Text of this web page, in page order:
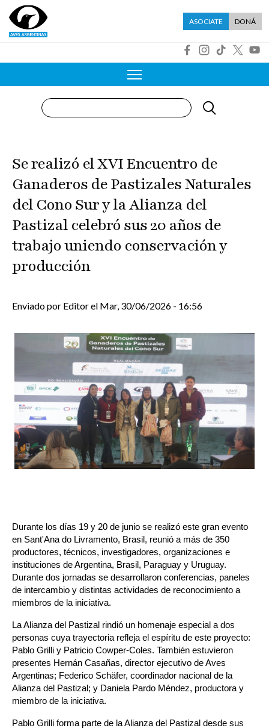
Pasar al contenido principal
Menú asociate
ASOCIATE DONÁ
Buscar
Se realizó el XVI Encuentro de
Ganaderos de Pastizales Naturales
del Cono Sur y la Alianza del
Pastizal celebró sus 20 años de
trabajo uniendo conservación y
producción
Enviado por Editorel Mar, 30/06/2026 - 16:56
Durante los días 19 y 20 de junio se realizó este gran evento
en Sant'Ana do Livramento, Brasil, reunió a más de 350
productores, técnicos, investigadores, organizaciones e
instituciones de Argentina, Brasil, Paraguay y Uruguay.
Durante dos jornadas se desarrollaron conferencias, paneles
de intercambio y distintas actividades de reconocimiento a
miembros de la iniciativa.
La Alianza del Pastizal rindió un homenaje especial a dos
personas cuya trayectoria refleja el espíritu de este proyecto:
Pablo Grilli y Patricio Cowper-Coles. También estuvieron
presentes Hernán Casañas, director ejecutivo de Aves
Argentinas; Federico Schäfer, coordinador nacional de la
Alianza del Pastizal; y Daniela Pardo Méndez, productora y
miembro de la iniciativa.
Pablo Grilli forma parte de la Alianza del Pastizal desde sus